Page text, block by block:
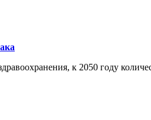
к 2050 году